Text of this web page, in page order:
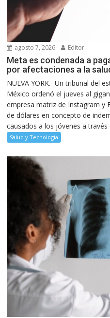
agosto 7, 2026 Editor
Meta es condenada a
por afectaciones a la
NUEVA YORK.- Un tribunal del
México ordenó el jueves al
empresa matriz de Instagram y
de dólares en concepto de
causados a los jóvenes a través
Salud y Tecnología